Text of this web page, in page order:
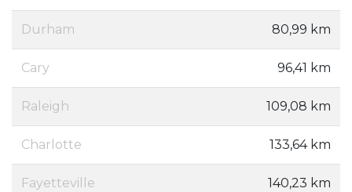
Durham 80,99 km
Cary 96,41 km
Raleigh 109,08 km
Charlotte 133,64 km
Fayetteville 140,23 km